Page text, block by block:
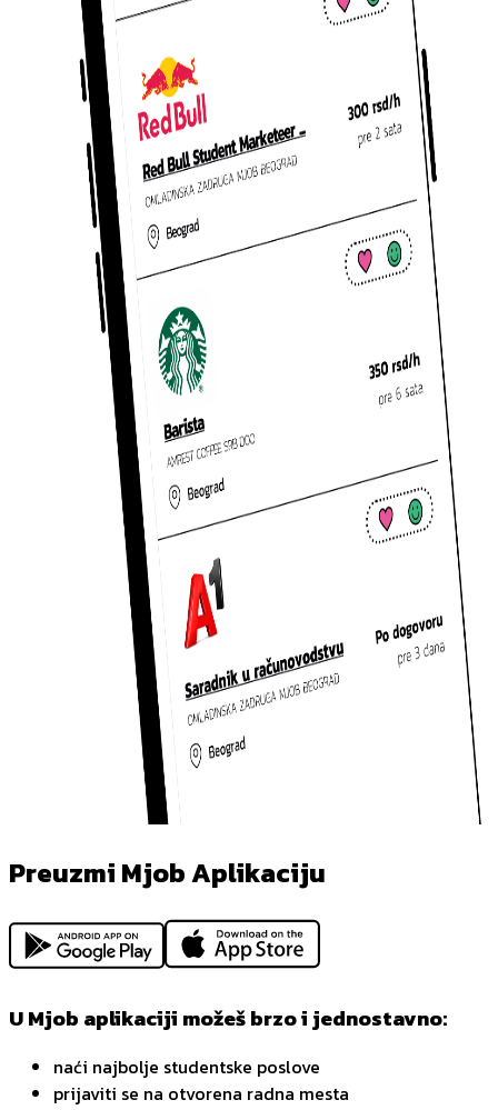
Preuzmi Mjob Aplikaciju
U Mjob aplikaciji možeš brzo i jednostavno:
naći najbolje studentske poslove
prijaviti se na otvorena radna mesta